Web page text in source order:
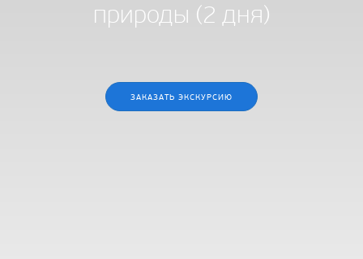
природы (2 дня)
ЗАКАЗАТЬ ЭКСКУРСИЮ